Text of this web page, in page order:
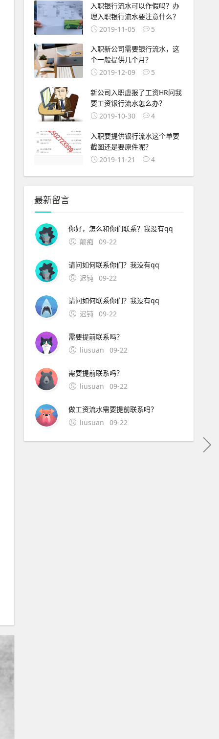
入职银行流水可以作假吗？办
理入职银行流水要注意什么？
2019-11-05
5
入职新公司需要银行流水，这
个一般提供几个月？
2019-12-09
5
新公司入职虚报了工资HR问我
要工资银行流水怎么办？
2019-10-30
4
入职要提供银行流水这个单要
截图还是要原件呢？
2019-11-21
4
最新留言
你好，怎么和你们联系？我没有qq
颠痴 09-22
请问如何联系你们？我没有qq
迟钝 09-22
请问如何联系你们？我没有qq
迟钝 09-22
需要提前联系吗？
liusuan
09-22
需要提前联系吗？
liusuan
09-22
做工资流水需要提前联系吗？
liusuan
09-22